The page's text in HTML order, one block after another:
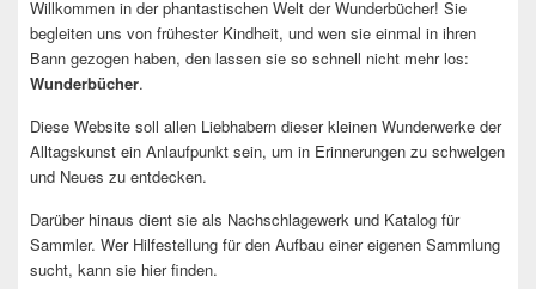
Willkommen in der phantastischen Welt der Wunderbücher! Sie
begleiten uns von frühester Kindheit, und wen sie einmal in ihren
Bann gezogen haben, den lassen sie so schnell nicht mehr los:
Wunderbücher.
Diese Website soll allen Liebhabern dieser kleinen Wunderwerke der
Alltagskunst ein Anlaufpunkt sein, um in Erinnerungen zu schwelgen
und Neues zu entdecken.
Darüber hinaus dient sie als Nachschlagewerk und Katalog für
Sammler. Wer Hilfestellung für den Aufbau einer eigenen Sammlung
sucht, kann sie hier finden.